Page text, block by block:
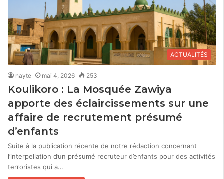
ACTUALITÉS
nayte mai 4, 2026 253
Koulikoro : La Mosquée Zawiya
apporte des éclaircissements sur une
affaire de recrutement présumé
d’enfants
Suite à la publication récente de notre rédaction concernant
l’interpellation d’un présumé recruteur d’enfants pour des activités
terroristes qui a…